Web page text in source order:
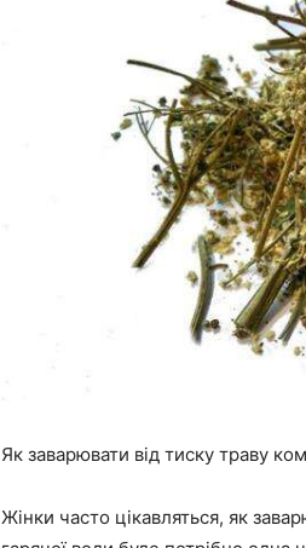
Як заварювати від тиску траву
Жінки часто цікавляться, як